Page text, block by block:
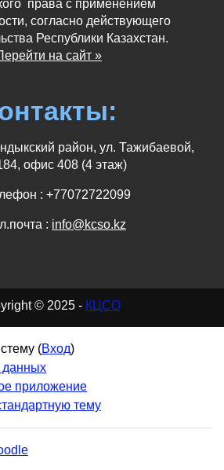
права с применением
согласно действующего
Республики Казахстан.
на сайт »
район, ул. Тажибаевой,
офис 408 (4 этаж)
: +77072722099
: info@kcso.kz
© 2025 - КЦСО
(Вход)
данных
приложение
тему